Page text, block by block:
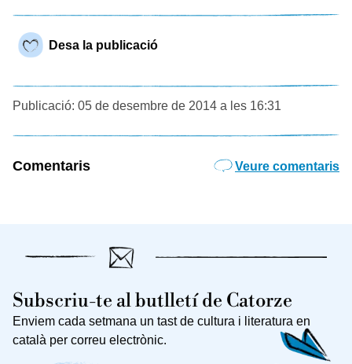
Desa la publicació
Publicació: 05 de desembre de 2014 a les 16:31
Comentaris Veure comentaris
Subscriu-te al butlletí de Catorze
Enviem cada setmana un tast de cultura i literatura en
català per correu electrònic.